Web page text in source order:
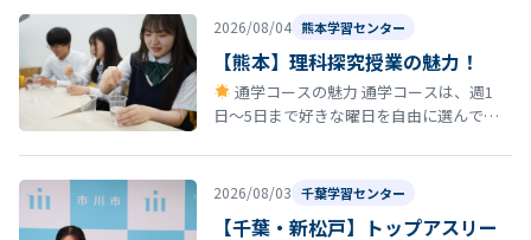
2026/08/04 熊本学習センター
【熊本】理科探究授業の魅力！
通学コースの魅力 通学コースは、週1
日〜5日まで好きな曜日を自由に選んで登
も、途中で曜日を変更しても学費は…
2026/08/03 千葉学習センター
【千葉・新松戸】トップアスリー